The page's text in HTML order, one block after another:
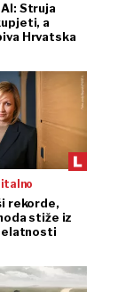
Struja
a
Hrvatska
rekorde,
stiže iz